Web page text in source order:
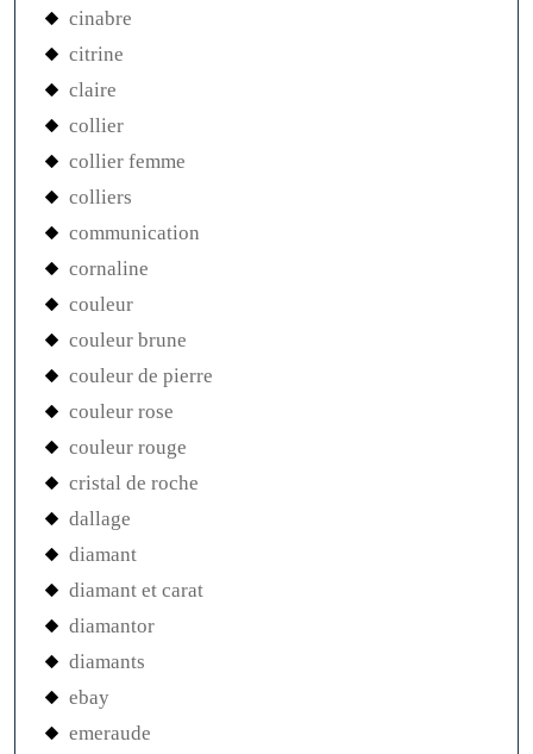
cinabre
citrine
claire
collier
collier femme
colliers
communication
cornaline
couleur
couleur brune
couleur de pierre
couleur rose
couleur rouge
cristal de roche
dallage
diamant
diamant et carat
diamantor
diamants
ebay
emeraude